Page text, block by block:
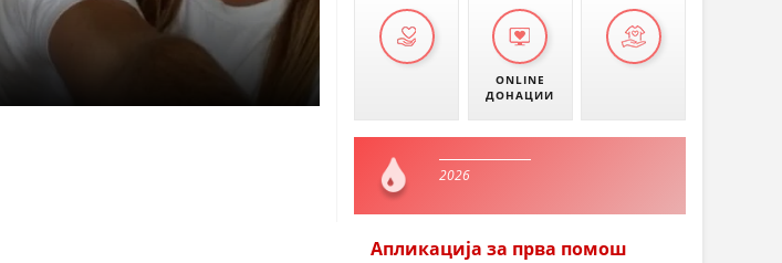
ПРИРАЧНИЦИ
ONLINE
ДОНАЦИИ
2026
Апликација за прва помош